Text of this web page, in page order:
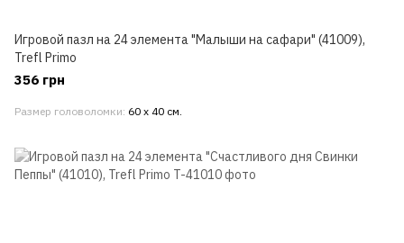
Игровой пазл на 24 элемента "Малыши на сафари" (41009),
Trefl Primo
356 грн
Размер головоломки 60 х 40 см.